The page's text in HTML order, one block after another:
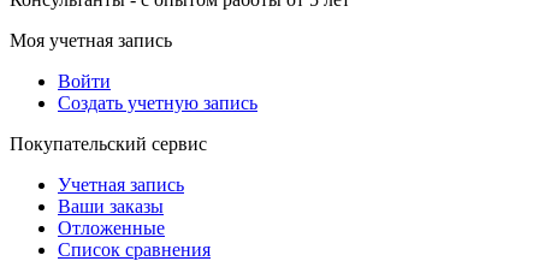
Моя учетная запись
Войти
Создать учетную запись
Покупательский сервис
Учетная запись
Ваши заказы
Отложенные
Список сравнения